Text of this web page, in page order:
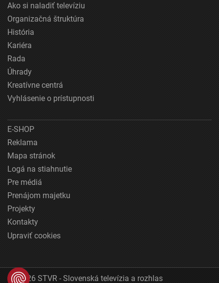
Ako si naladiť televíziu
Organizačná štruktúra
História
Kariéra
Rada
Úhrady
Kreatívne centrá
Vyhlásenie o prístupnosti
E-SHOP
Reklama
Mapa stránok
Logá na stiahnutie
Pre médiá
Prenájom majetku
Projekty
Kontakty
Upraviť cookies
© 2026 STVR - Slovenská televízia a rozhlas